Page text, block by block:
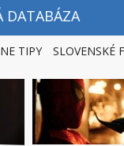
DATABÁZA
TIPY SLOVENSKÉ